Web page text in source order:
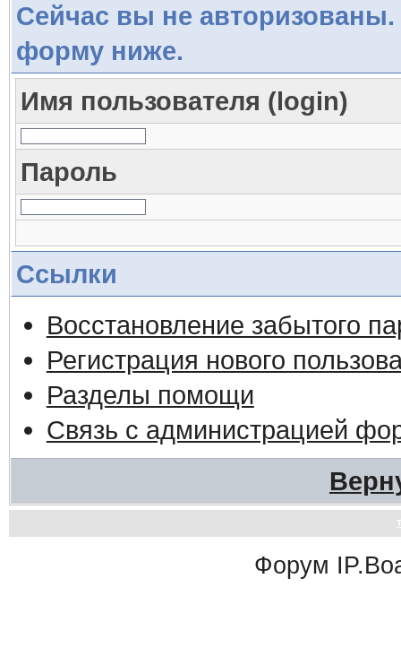
Сейчас вы не авторизованы.
форму ниже.
Имя пользователя (login)
Пароль
Ссылки
Восстановление забытого
Регистрация нового
Разделы помощи
Связь с администрацией
Форум